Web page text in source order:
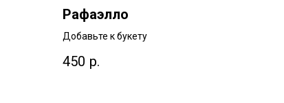
Рафаэлло
Добавьте к букету
450 р.